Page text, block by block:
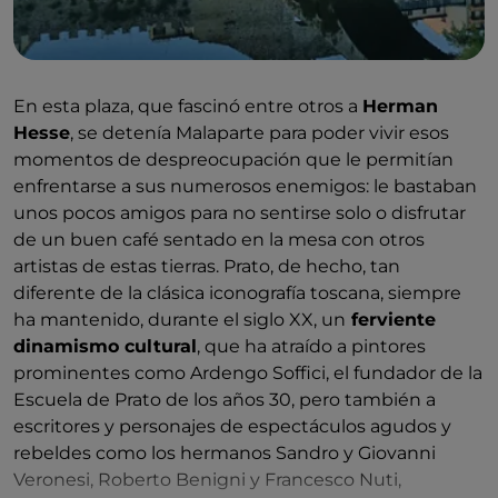
En esta plaza, que fascinó entre otros a Herman
Hesse, se detenía Malaparte para poder vivir esos
momentos de despreocupación que le permitían
enfrentarse a sus numerosos enemigos: le bastaban
unos pocos amigos para no sentirse solo o disfrutar
de un buen café sentado en la mesa con otros
artistas de estas tierras. Prato, de hecho, tan
diferente de la clásica iconografía toscana, siempre
ha mantenido, durante el siglo XX, un ferviente
dinamismo cultural , que ha atraído a pintores
prominentes como Ardengo Soffici, el fundador de la
Escuela de Prato de los años 30, pero también a
escritores y personajes de espectáculos agudos y
rebeldes como los hermanos Sandro y Giovanni
Veronesi, Roberto Benigni y Francesco Nuti,